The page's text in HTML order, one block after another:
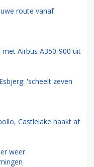
route vanaf
Airbus A350-900 uit
'scheelt zeven
Castlelake haakt af
weer